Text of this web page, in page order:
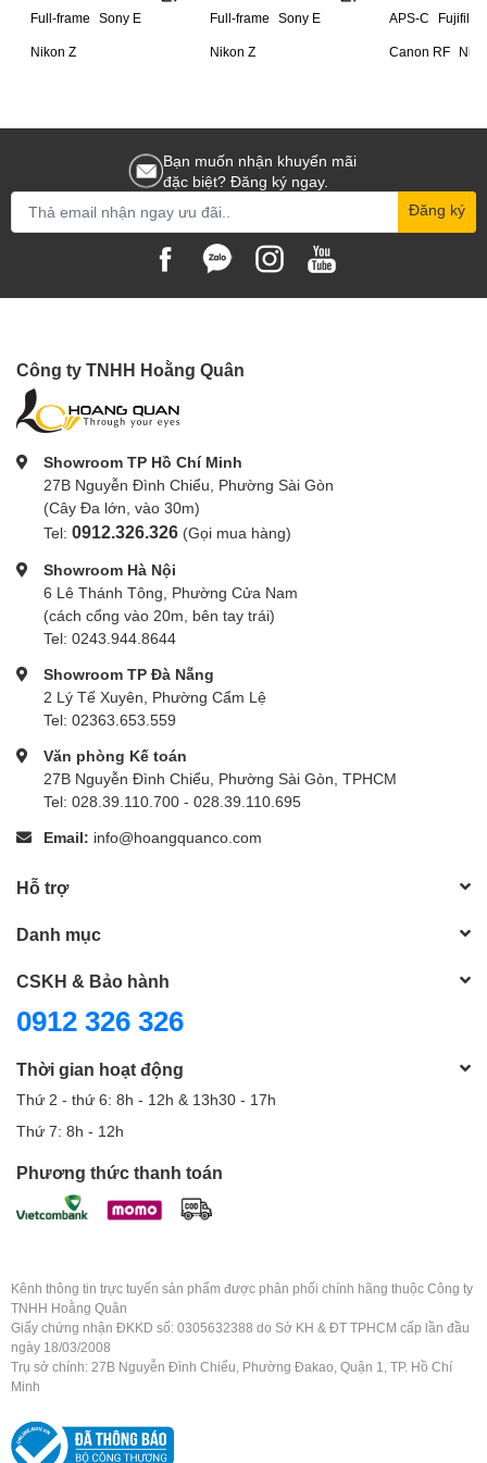
Full-frame Sony E
Nikon Z
Full-frame Sony E
Nikon Z
APS-C Fujifilm
Canon RF
Bạn muốn nhận khuyến mãi
đặc biệt? Đăng ký ngay.
Đăng ký
Công ty TNHH Hoằng Quân
Showroom TP Hồ Chí Minh
27B Nguyễn Đình Chiểu, Phường Sài Gòn
(Cây Đa lớn, vào 30m)
Tel: 0912.326.326 (Gọi mua hàng)
Showroom Hà Nội
6 Lê Thánh Tông, Phường Cửa Nam
(cách cổng vào 20m, bên tay trái)
Tel: 0243.944.8644
Showroom TP Đà Nẵng
2 Lý Tế Xuyên, Phường Cẩm Lệ
Tel: 02363.653.559
Văn phòng Kế toán
27B Nguyễn Đình Chiểu, Phường Sài Gòn, TPHCM
Tel: 028.39.110.700 - 028.39.110.695
Email: info@hoangquanco.com
Hỗ trợ
Danh mục
CSKH & Bảo hành
0912 326 326
Thời gian hoạt động
Thứ 2 - thứ 6: 8h - 12h & 13h30 - 17h
Thứ 7: 8h - 12h
Phương thức thanh toán
Kênh thông tin trực tuyến sản phẩm được phân phối chính hãng thuộc Công ty
TNHH Hoằng Quân
Giấy chứng nhận ĐKKD số: 0305632388 do Sở KH & ĐT TPHCM cấp lần đầu
ngày 18/03/2008
Trụ sở chính: 27B Nguyễn Đình Chiểu, Phường Đakao, Quận 1, TP. Hồ Chí
Minh